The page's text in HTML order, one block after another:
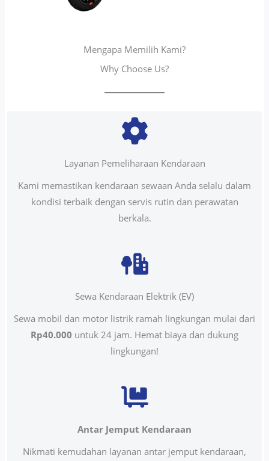
Mengapa Memilih Kami?
Why Choose Us?
Layanan Pemeliharaan Kendaraan
Kami memastikan kendaraan sewaan Anda selalu dalam
kondisi terbaik dengan servis rutin dan perawatan
berkala.
Sewa Kendaraan Elektrik (EV)
Sewa mobil dan motor listrik ramah lingkungan mulai dari
Rp40.000 untuk 24 jam. Hemat biaya dan dukung
lingkungan!
Antar Jemput Kendaraan
Nikmati kemudahan layanan antar jemput kendaraan,